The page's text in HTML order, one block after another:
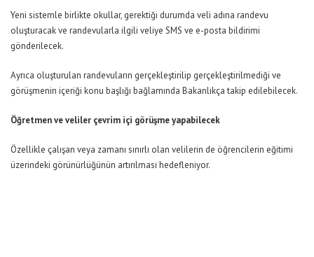
Yeni sistemle birlikte okullar, gerektiği durumda veli adına randevu
oluşturacak ve randevularla ilgili veliye SMS ve e-posta bildirimi
gönderilecek.
Ayrıca oluşturulan randevuların gerçekleştirilip gerçekleştirilmediği ve
görüşmenin içeriği konu başlığı bağlamında Bakanlıkça takip edilebilecek.
Öğretmen ve veliler çevrim içi görüşme yapabilecek
Özellikle çalışan veya zamanı sınırlı olan velilerin de öğrencilerin eğitimi
üzerindeki görünürlüğünün artırılması hedefleniyor.